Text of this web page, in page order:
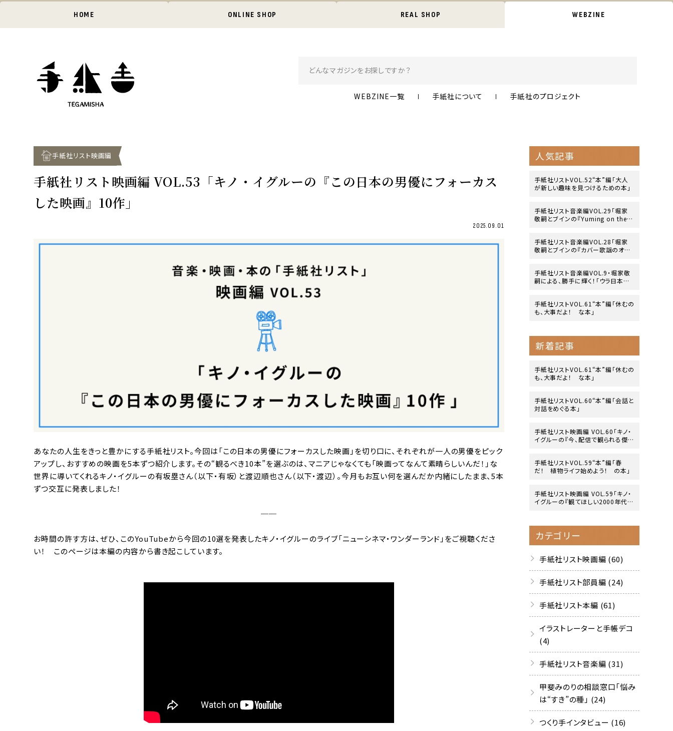
HOME ONLINE SHOP REAL SHOP WEBZINE
WEBZINE一覧 手紙社について 手紙社のプロジェクト
手紙社リスト映画編
手紙社リスト映画編 VOL.53「キノ・イグルーの『この日本の男優にフォーカス
した映画』10作」
2025.09.01
あなたの人生をきっと豊かにする手紙社リスト。今回は「この日本の男優にフォーカスした映画」を切り口に、それぞれが一人の男優をピック
アップし、おすすめの映画を5本ずつ紹介します。その“観るべき10本”を選ぶのは、マニアじゃなくても「映画ってなんて素晴らしいんだ！」な
世界に導いてくれるキノ・イグルーの有坂塁さん（以下・有坂）と渡辺順也さん（以下・渡辺）。今月もお互い何を選んだか内緒にしたまま、5本
ずつ交互に発表しました！
──
お時間の許す方は、ぜひ、このYouTubeから今回の10選を発表したキノ・イグルーのライブ「ニューシネマ・ワンダーランド」をご視聴くださ
い！ このページは本編の内容から書き起こしています。
人気記事
手紙社リストVOL.52“本”編「大人
が新しい趣味を見つけるための本」
手紙社リスト音楽編VOL.29「堀家
敬嗣とブインの『Yuming on the B
手紙社リスト音楽編VOL.28「堀家
敬嗣とブインの『カバー歌謡のオリ
手紙社リスト音楽編VOL.9・堀家敬
嗣による、勝手に輝く！「ウラ日本レ
手紙社リストVOL.61“本”編「休むの
も、大事だよ！ な本」
新着記事
手紙社リストVOL.61“本”編「休むの
も、大事だよ！ な本」
手紙社リストVOL.60“本”編「会話と
対話をめぐる本」
手紙社リスト映画編 VOL.60「キノ・
イグルーの『今、配信で観られる傑
手紙社リストVOL.59“本”編「春
だ！ 植物ライフ始めよう！ の本」
手紙社リスト映画編 VOL.59「キノ・
イグルーの『観てほしい2000年代の
カテゴリー
手紙社リスト映画編 (60)
手紙社リスト部員編 (24)
手紙社リスト本編 (61)
イラストレーターと手帳デコ
(4)
手紙社リスト音楽編 (31)
甲斐みのりの相談窓口「悩み
は“すき”の種」 (24)
つくり手インタビュー (16)